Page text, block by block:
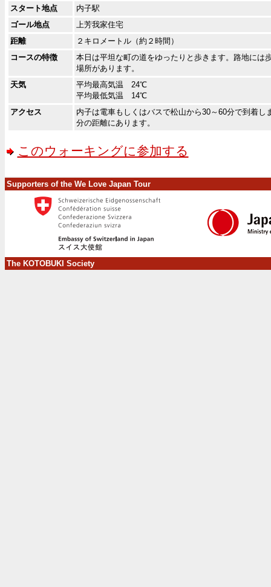
スタート地点
内子駅
ゴール地点
上芳我家住宅
距離
２キロメートル（約２時間）
コースの特徴
本日は平坦な町の道をゆったりと歩きます。路地には
場所があります。
天気
平均最高気温 24℃
平均最低気温 14℃
アクセス
内子は電車もしくはバスで松山から30～60分で到着し
分の距離にあります。
このウォーキングに参加する
Supporters of the We Love Japan Tour
The KOTOBUKI Society